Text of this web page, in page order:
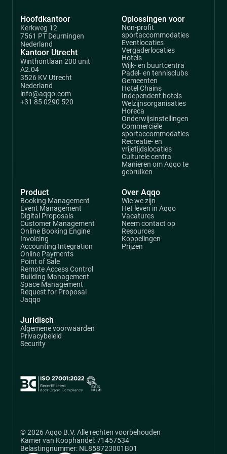
Hoofdkantoor
Kerkweg 12
7561 PT Deurningen
Nederland
Kantoor Utrecht
Winthontlaan 200 unit
A2.04
3526 KV Utrecht
Nederland
info@aqqo.com
+31 85 0290 520
Product
Booking Management
Event Management
Digital Proposals
Customer Management
Online Booking Engine
Invoicing
Accounting Integration
Online Payments
Point of Sale
Remote Access Control
Building Management
Space Management
Request for Proposal
Jaqqo
Oplossingen voor
Non-profit
sportaccommodaties
Eventlocaties
Vergaderlocaties
Hotels
Wijk- en buurtcentra
Padel- en tennisclubs
Gemeenten
Hotel Chains
Independent hotels
Welzijnsorganisaties
Horeca
Onderwijsinstellingen
Commerciële
sportaccommodaties
Recreatie- en
vrijetijdslocaties
Culturele centra
Manieren om Aqqo te
gebruiken
Over Aqqo
Wie we zijn
Het leven in Aqqo
Vacatures
Neem contact op
Resources
Koppelingen
Prijzen
Juridisch
Algemene voorwaarden
Privacybeleid
Security
© 2026 Aqqo B.V. Alle rechten voorbehouden
Kamer van Koophandel: 71457534
Belastingnummer: NL858723001B01